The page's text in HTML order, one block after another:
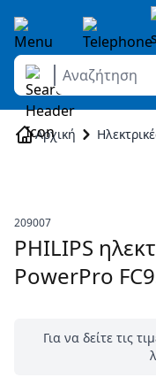
Skip to Content
Αναζήτηση
Αρχική
209007
PHILIPS
PowerPro
Για να δείτε τις